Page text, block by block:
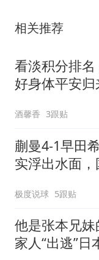
相关推荐
看淡积分排
好身体平安归
酒馨香 3跟贴
蒯曼4-1早田
实浮出水面，
极度说球 5跟贴
他是张本兄
家人“出逃”日